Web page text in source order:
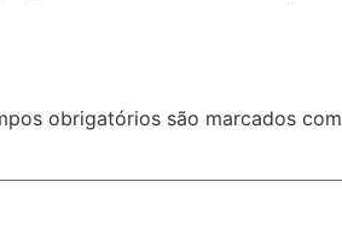
obrigatórios são marcados com